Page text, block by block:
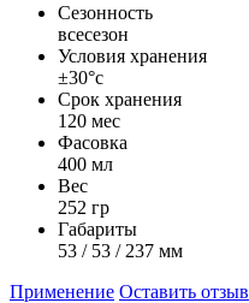
Сезонность
всесезон
Условия хранения
±30°с
Срок хранения
120 мес
Фасовка
400 мл
Вес
252 гр
Габариты
53 / 53 / 237 мм
Применение Оставить отзыв